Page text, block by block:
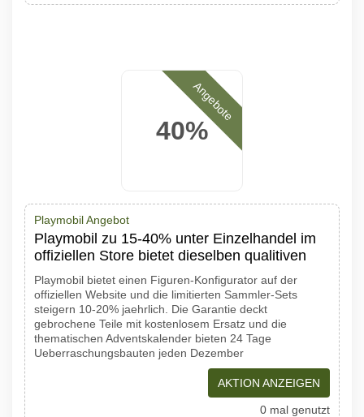
40%
Angebote
Playmobil Angebot
Playmobil zu 15-40% unter Einzelhandel im
offiziellen Store bietet dieselben qualitiven
Playmobil bietet einen Figuren-Konfigurator auf der
offiziellen Website und die limitierten Sammler-Sets
steigern 10-20% jaehrlich. Die Garantie deckt
gebrochene Teile mit kostenlosem Ersatz und die
thematischen Adventskalender bieten 24 Tage
Ueberraschungsbauten jeden Dezember
AKTION ANZEIGEN
0 mal genutzt